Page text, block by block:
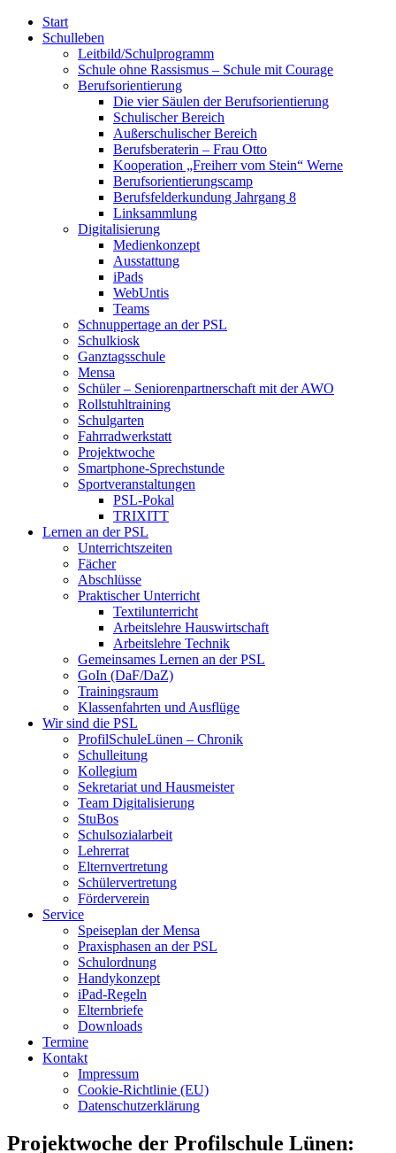
Start
Schulleben
Leitbild/Schulprogramm
Schule ohne Rassismus – Schule mit Courage
Berufsorientierung
Die vier Säulen der Berufsorientierung
Schulischer Bereich
Außerschulischer Bereich
Berufsberaterin – Frau Otto
Kooperation „Freiherr vom Stein“ Werne
Berufsorientierungscamp
Berufsfelderkundung Jahrgang 8
Linksammlung
Digitalisierung
Medienkonzept
Ausstattung
iPads
WebUntis
Teams
Schnuppertage an der PSL
Schulkiosk
Ganztagsschule
Mensa
Schüler – Seniorenpartnerschaft mit der AWO
Rollstuhltraining
Schulgarten
Fahrradwerkstatt
Projektwoche
Smartphone-Sprechstunde
Sportveranstaltungen
PSL-Pokal
TRIXITT
Lernen an der PSL
Unterrichtszeiten
Fächer
Abschlüsse
Praktischer Unterricht
Textilunterricht
Arbeitslehre Hauswirtschaft
Arbeitslehre Technik
Gemeinsames Lernen an der PSL​
GoIn (DaF/DaZ)
Trainingsraum
Klassenfahrten und Ausflüge
Wir sind die PSL
ProfilSchuleLünen – Chronik
Schulleitung
Kollegium
Sekretariat und Hausmeister
Team Digitalisierung
StuBos
Schulsozialarbeit
Lehrerrat
Elternvertretung
Schülervertretung
Förderverein
Service
Speiseplan der Mensa
Praxisphasen an der PSL
Schulordnung
Handykonzept
iPad-Regeln
Elternbriefe
Downloads
Termine
Kontakt
Impressum
Cookie-Richtlinie (EU)
Datenschutzerklärung
Projektwoche der Profilschule Lünen: